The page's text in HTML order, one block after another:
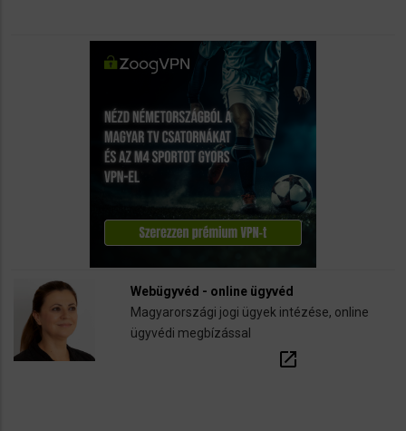
Webügyvéd - online ügyvéd
Magyarországi jogi ügyek intézése, online
ügyvédi megbízással
open_in_new